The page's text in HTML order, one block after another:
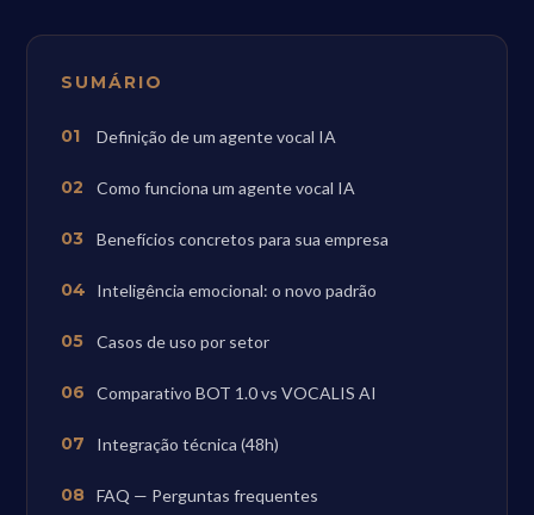
SUMÁRIO
Definição de um agente vocal IA
Como funciona um agente vocal IA
Benefícios concretos para sua empresa
Inteligência emocional: o novo padrão
Casos de uso por setor
Comparativo BOT 1.0 vs VOCALIS AI
Integração técnica (48h)
FAQ — Perguntas frequentes